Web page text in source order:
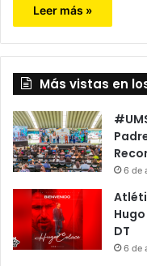
Leer más »
Más vistas en
6 de
DT
6 de